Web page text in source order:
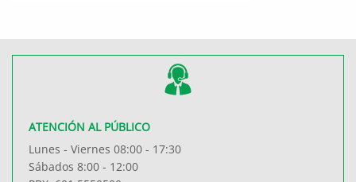
ATENCIÓN AL PÚBLICO
Lunes - Viernes 08:00 - 17:30
Sábados 8:00 - 12:00